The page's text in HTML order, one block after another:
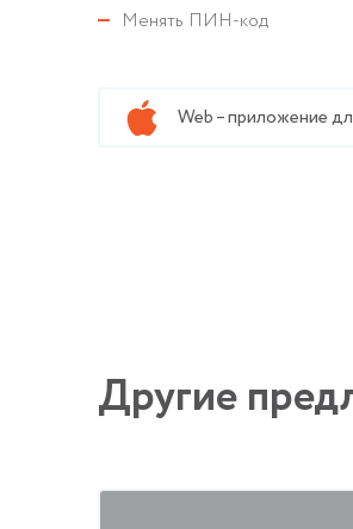
Менять ПИН-код
Web – приложение
Другие